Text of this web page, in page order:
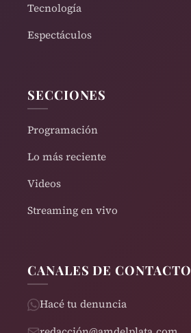
Tecnología
Espectáculos
SECCIONES
Programación
Lo más reciente
Videos
Streaming en vivo
CANALES DE CONTACTO
Hacé tu denuncia